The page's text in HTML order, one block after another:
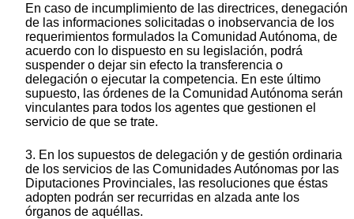
En caso de incumplimiento de las directrices, denegación
de las informaciones solicitadas o inobservancia de los
requerimientos formulados la Comunidad Autónoma, de
acuerdo con lo dispuesto en su legislación, podrá
suspender o dejar sin efecto la transferencia o
delegación o ejecutar la competencia. En este último
supuesto, las órdenes de la Comunidad Autónoma serán
vinculantes para todos los agentes que gestionen el
servicio de que se trate.
3. En los supuestos de delegación y de gestión ordinaria
de los servicios de las Comunidades Autónomas por las
Diputaciones Provinciales, las resoluciones que éstas
adopten podrán ser recurridas en alzada ante los
órganos de aquéllas.